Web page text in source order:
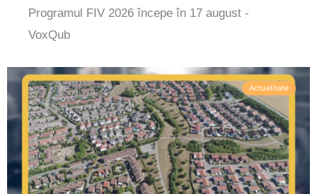
Programul FIV 2026 începe în 17 august -
VoxQub
Actualitate